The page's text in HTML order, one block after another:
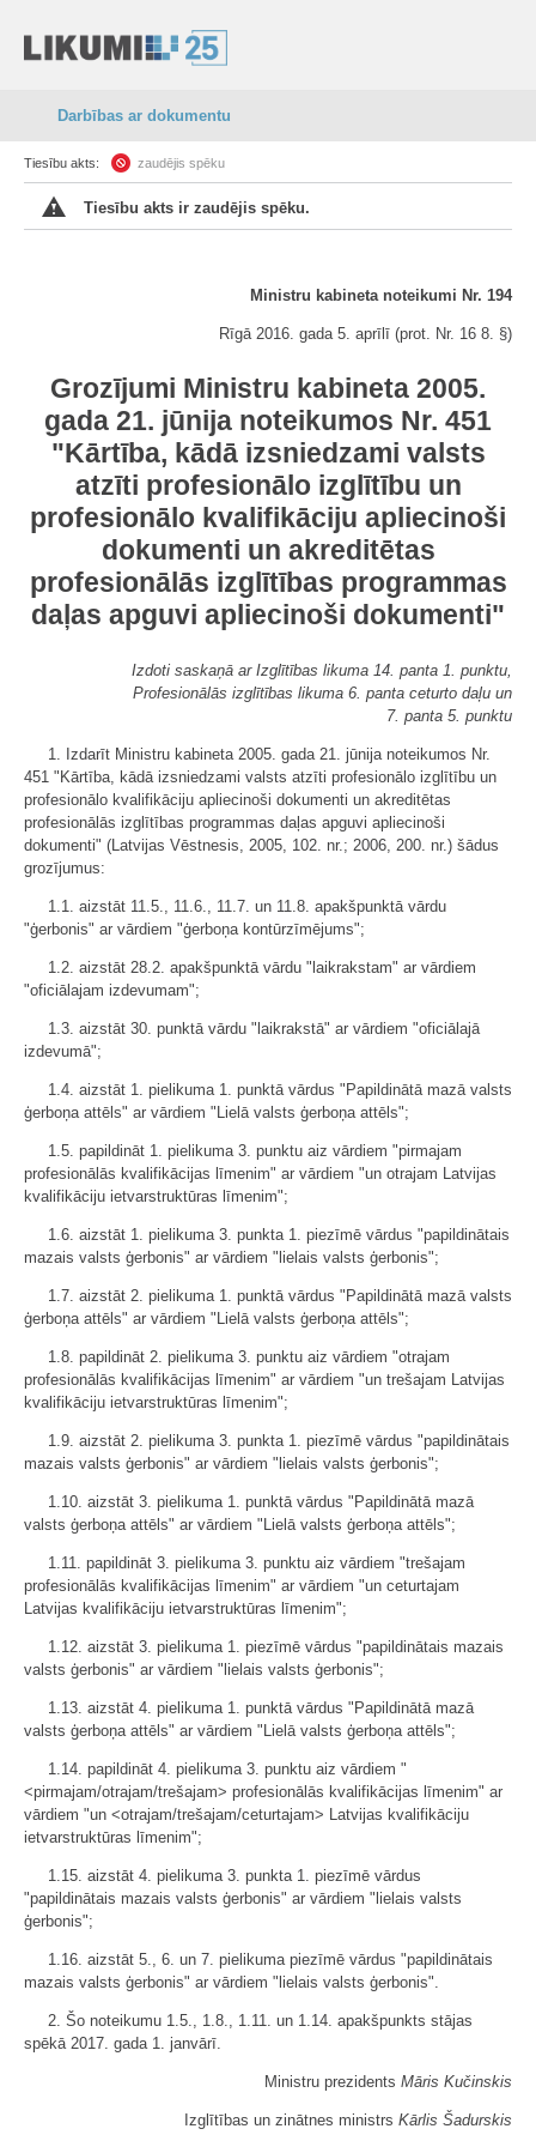
Darbības ar dokumentu
Tiesību akts: zaudējis spēku
Tiesību akts ir zaudējis spēku.
Ministru kabineta noteikumi Nr. 194
Rīgā 2016. gada 5. aprīlī (prot. Nr. 16 8. §)
Grozījumi Ministru kabineta 2005.
gada 21. jūnija noteikumos Nr. 451
"Kārtība, kādā izsniedzami valsts
atzīti profesionālo izglītību un
profesionālo kvalifikāciju apliecinoši
dokumenti un akreditētas
profesionālās izglītības programmas
daļas apguvi apliecinoši dokumenti"
Izdoti saskaņā ar Izglītības likuma 14. panta 1. punktu,
Profesionālās izglītības likuma 6. panta ceturto daļu un
7. panta 5. punktu
1. Izdarīt Ministru kabineta 2005. gada 21. jūnija noteikumos Nr.
451 "Kārtība, kādā izsniedzami valsts atzīti profesionālo izglītību un
profesionālo kvalifikāciju apliecinoši dokumenti un akreditētas
profesionālās izglītības programmas daļas apguvi apliecinoši
dokumenti" (Latvijas Vēstnesis, 2005, 102. nr.; 2006, 200. nr.) šādus
grozījumus:
1.1. aizstāt 11.5., 11.6., 11.7. un 11.8. apakšpunktā vārdu
"ģerbonis" ar vārdiem "ģerboņa kontūrzīmējums";
1.2. aizstāt 28.2. apakšpunktā vārdu "laikrakstam" ar vārdiem
"oficiālajam izdevumam";
1.3. aizstāt 30. punktā vārdu "laikrakstā" ar vārdiem "oficiālajā
izdevumā";
1.4. aizstāt 1. pielikuma 1. punktā vārdus "Papildinātā mazā valsts
ģerboņa attēls" ar vārdiem "Lielā valsts ģerboņa attēls";
1.5. papildināt 1. pielikuma 3. punktu aiz vārdiem "pirmajam
profesionālās kvalifikācijas līmenim" ar vārdiem "un otrajam Latvijas
kvalifikāciju ietvarstruktūras līmenim";
1.6. aizstāt 1. pielikuma 3. punkta 1. piezīmē vārdus "papildinātais
mazais valsts ģerbonis" ar vārdiem "lielais valsts ģerbonis";
1.7. aizstāt 2. pielikuma 1. punktā vārdus "Papildinātā mazā valsts
ģerboņa attēls" ar vārdiem "Lielā valsts ģerboņa attēls";
1.8. papildināt 2. pielikuma 3. punktu aiz vārdiem "otrajam
profesionālās kvalifikācijas līmenim" ar vārdiem "un trešajam Latvijas
kvalifikāciju ietvarstruktūras līmenim";
1.9. aizstāt 2. pielikuma 3. punkta 1. piezīmē vārdus "papildinātais
mazais valsts ģerbonis" ar vārdiem "lielais valsts ģerbonis";
1.10. aizstāt 3. pielikuma 1. punktā vārdus "Papildinātā mazā
valsts ģerboņa attēls" ar vārdiem "Lielā valsts ģerboņa attēls";
1.11. papildināt 3. pielikuma 3. punktu aiz vārdiem "trešajam
profesionālās kvalifikācijas līmenim" ar vārdiem "un ceturtajam
Latvijas kvalifikāciju ietvarstruktūras līmenim";
1.12. aizstāt 3. pielikuma 1. piezīmē vārdus "papildinātais mazais
valsts ģerbonis" ar vārdiem "lielais valsts ģerbonis";
1.13. aizstāt 4. pielikuma 1. punktā vārdus "Papildinātā mazā
valsts ģerboņa attēls" ar vārdiem "Lielā valsts ģerboņa attēls";
1.14. papildināt 4. pielikuma 3. punktu aiz vārdiem "
<pirmajam/otrajam/trešajam> profesionālās kvalifikācijas līmenim" ar
vārdiem "un <otrajam/trešajam/ceturtajam> Latvijas kvalifikāciju
ietvarstruktūras līmenim";
1.15. aizstāt 4. pielikuma 3. punkta 1. piezīmē vārdus
"papildinātais mazais valsts ģerbonis" ar vārdiem "lielais valsts
ģerbonis";
1.16. aizstāt 5., 6. un 7. pielikuma piezīmē vārdus "papildinātais
mazais valsts ģerbonis" ar vārdiem "lielais valsts ģerbonis".
2. Šo noteikumu 1.5., 1.8., 1.11. un 1.14. apakšpunkts stājas
spēkā 2017. gada 1. janvārī.
Ministru prezidents Māris Kučinskis
Izglītības un zinātnes ministrs Kārlis Šadurskis